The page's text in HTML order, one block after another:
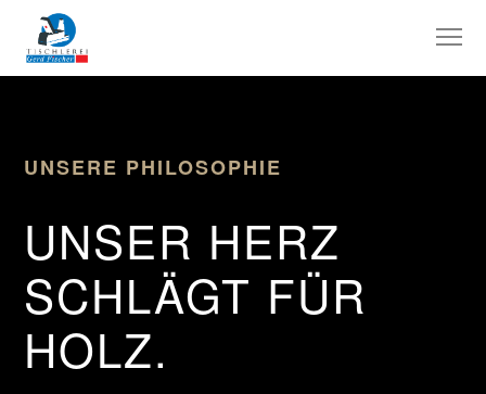
UNSERE PHILOSOPHIE
UNSER HERZ
SCHLÄGT FÜR
HOLZ.